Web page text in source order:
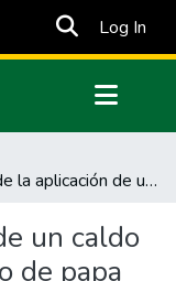
Log In
Efecto de la aplicación de un caldo sulfocálcico en el cultivo de papa (Solanum tuberosum L.) en la finca San Francisco de Huaca
un caldo
de papa